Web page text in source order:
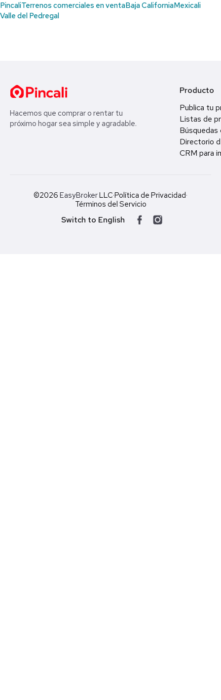
PincaliTerrenos comerciales en ventaBaja CaliforniaMexicali
Valle del Pedregal
Hacemos que comprar o rentar tu
próximo hogar sea simple y agradable.
Producto
Publica tu
Listas de
Búsquedas
Directorio
CRM para
©2026 EasyBrokerLLC·Política de Privacidad·
Términos del Servicio
Switch to English